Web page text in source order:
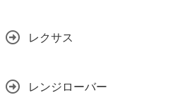
レクサス
レンジローバー